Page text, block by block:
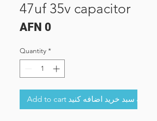
47uf 35v capacitor
AFN 0Price
Quantity *
Add to cart به سبد خرید اضافه کنید